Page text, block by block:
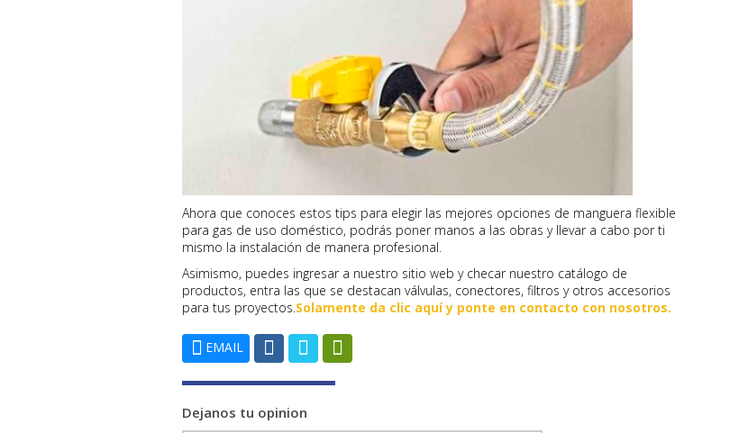
Ahora que conoces estos tips para elegir las mejores opciones de manguera flexible
para gas de uso doméstico, podrás poner manos a las obras y llevar a cabo por ti
mismo la instalación de manera profesional.
Asimismo, puedes ingresar a nuestro sitio web y checar nuestro catálogo de
productos, entra las que se destacan válvulas, conectores, filtros y otros accesorios
para tus proyectos.Solamente da clic aquí y ponte en contacto con nosotros.
EMAIL
Dejanos tu opinion